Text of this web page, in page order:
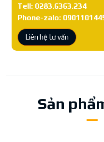
Tell: 0283.6363.234
Phone-zalo:
Liên hệ tư vấn
Sản